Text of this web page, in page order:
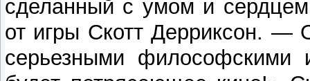
сделанный с умом и
от игры Скотт Дерриксон. —
серьезными